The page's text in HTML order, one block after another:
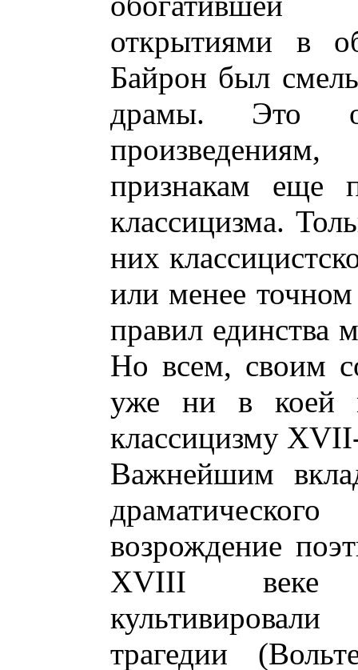
открытиями в
Байрон был
драмы. Это
признакам еще
классицизма.
них
или менее
правил единства
Но всем, своим
уже ни в коей
классицизму
Важнейшим
возрождение
XVIII веке
трагедии